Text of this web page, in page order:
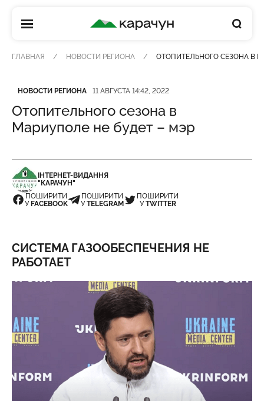
КАРАЧУН
ГЛАВНАЯ НОВОСТИ РЕГИОНА ОТОПИТЕЛЬНОГО СЕЗОНА В
Категория
НОВОСТИ РЕГИОНА
Дата публикации 11 АВГУСТА 14:42, 2022
Отопительного сезона в
Мариуполе не будет – мэр
ІНТЕРНЕТ-ВИДАННЯ
"КАРАЧУН"
ПОШИРИТИ
У FACEBOOK
ПОШИРИТИ
УTELEGRAM
ПОШИРИТИ
УTWITTER
CИСТЕМА ГАЗООБЕСПЕЧЕНИЯ НЕ
РАБОТАЕТ